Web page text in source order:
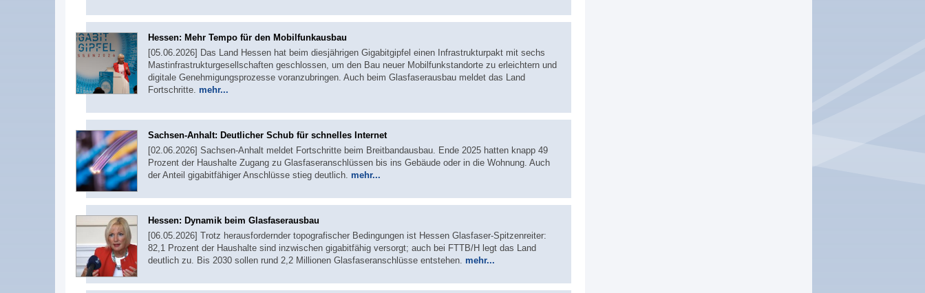
Hessen: Mehr Tempo für den Mobilfunkausbau
[05.06.2026] Das Land Hessen hat beim diesjährigen Gigabitgipfel einen Infrastrukturpakt mit sechs
Mastinfrastrukturgesellschaften geschlossen, um den Bau neuer Mobilfunkstandorte zu erleichtern und
digitale Genehmigungsprozesse voranzubringen. Auch beim Glasfaserausbau meldet das Land
Fortschritte. mehr...
Sachsen-Anhalt: Deutlicher Schub für schnelles Internet
[02.06.2026] Sachsen-Anhalt meldet Fortschritte beim Breitbandausbau. Ende 2025 hatten knapp 49
Prozent der Haushalte Zugang zu Glasfaseranschlüssen bis ins Gebäude oder in die Wohnung. Auch
der Anteil gigabitfähiger Anschlüsse stieg deutlich. mehr...
Hessen: Dynamik beim Glasfaserausbau
[06.05.2026] Trotz herausfordernder topografischer Bedingungen ist Hessen Glasfaser-Spitzenreiter:
82,1 Prozent der Haushalte sind inzwischen gigabitfähig versorgt; auch bei FTTB/H legt das Land
deutlich zu. Bis 2030 sollen rund 2,2 Millionen Glasfaseranschlüsse entstehen. mehr...